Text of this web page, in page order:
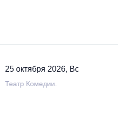
25 октября 2026, Вс
Театр Комедии.